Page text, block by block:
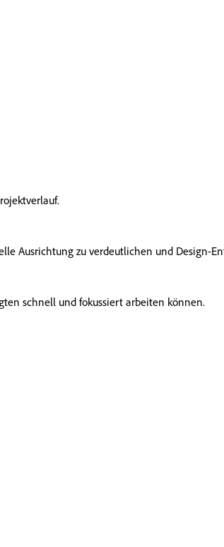
Ausrichtung zu verdeutlichen und Design-
schnell und fokussiert arbeiten können.